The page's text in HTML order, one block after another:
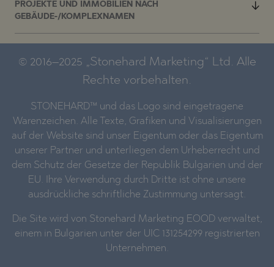
PROJEKTE UND IMMOBILIEN NACH
GEBÄUDE-/KOMPLEXNAMEN
© 2016–2025 „Stonehard Marketing“ Ltd. Alle
Rechte vorbehalten.
STONEHARD™ und das Logo sind eingetragene
Warenzeichen. Alle Texte, Grafiken und Visualisierungen
auf der Website sind unser Eigentum oder das Eigentum
unserer Partner und unterliegen dem Urheberrecht und
dem Schutz der Gesetze der Republik Bulgarien und der
EU. Ihre Verwendung durch Dritte ist ohne unsere
ausdrückliche schriftliche Zustimmung untersagt.
Die Site wird von Stonehard Marketing EOOD verwaltet,
einem in Bulgarien unter der UIC 131254299 registrierten
Unternehmen.